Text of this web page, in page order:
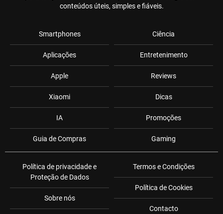
conteúdos úteis, simples e fiáveis.
Smartphones
Aplicações
Apple
Xiaomi
IA
Guia de Compras
Ciência
Entretenimento
Reviews
Dicas
Promoções
Gaming
Política de privacidade e
Proteção de Dados
Sobre nós
Termos e Condições
Política de Cookies
Contacto